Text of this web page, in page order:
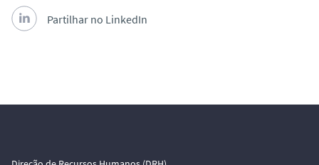
Partilhar no LinkedIn